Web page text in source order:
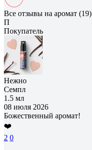
Все отзывы на аромат (19)
П
Покупатель
Нежно
Семпл
1.5 мл
08 июля 2026
Божественный аромат!
❤️
2 0